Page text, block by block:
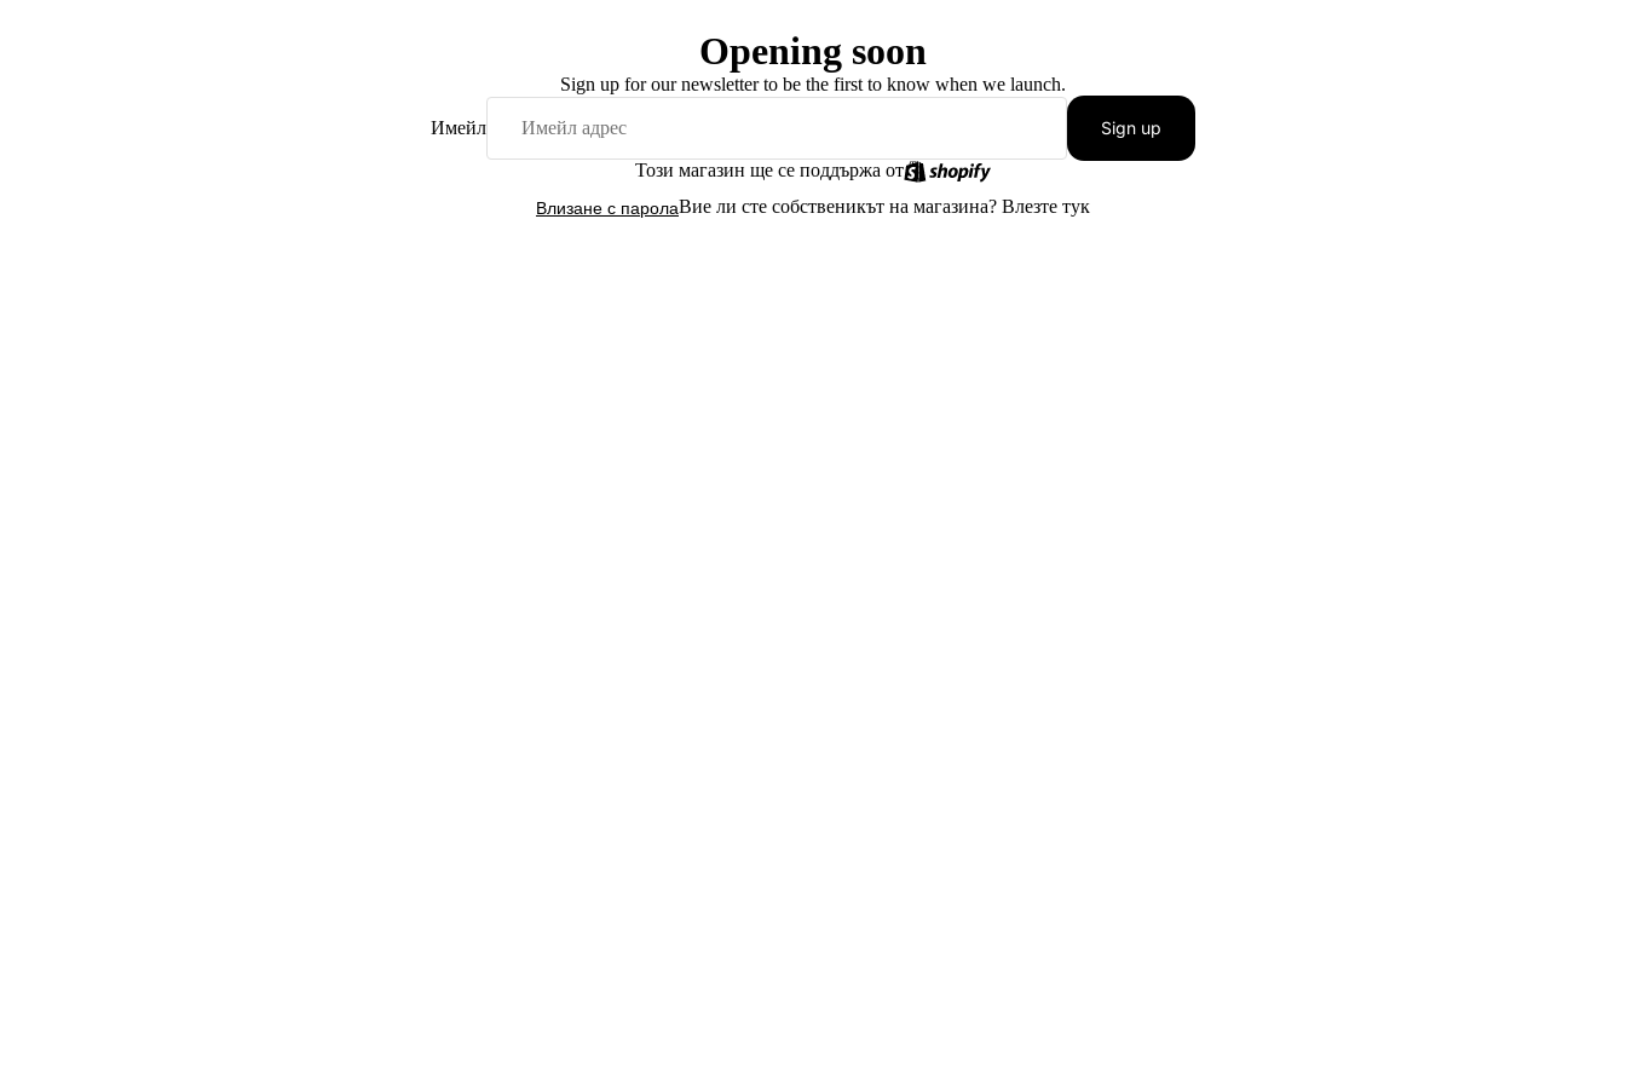
Opening soon
Sign up for our newsletter to be the first to know when we launch.
Имейл Sign up
Този магазин ще се поддържа от
Влизане с паролаВие ли сте собственикът на магазина? Влезте тук